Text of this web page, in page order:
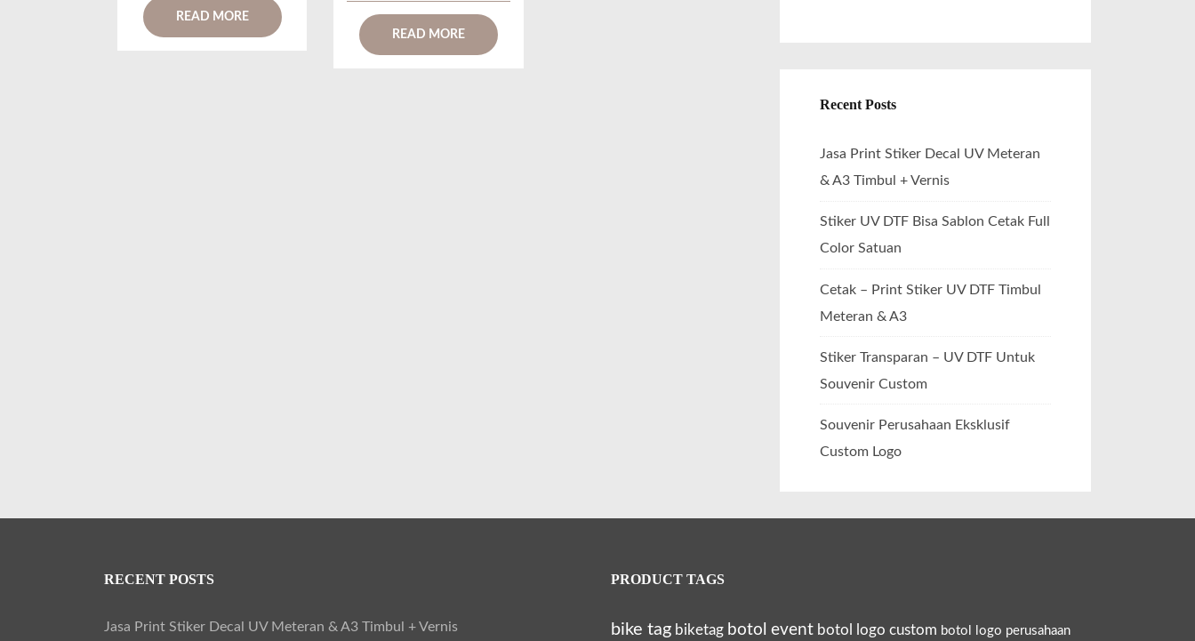
READ MORE
READ MORE
Recent Posts
Jasa Print Stiker Decal UV Meteran
& A3 Timbul + Vernis
Stiker UV DTF Bisa Sablon Cetak Full
Color Satuan
Cetak – Print Stiker UV DTF Timbul
Meteran & A3
Stiker Transparan – UV DTF Untuk
Souvenir Custom
Souvenir Perusahaan Eksklusif
Custom Logo
RECENT POSTS
Jasa Print Stiker Decal UV Meteran & A3 Timbul + Vernis
PRODUCT TAGS
bike tag biketag botol event botol logo custom botol logo perusahaan